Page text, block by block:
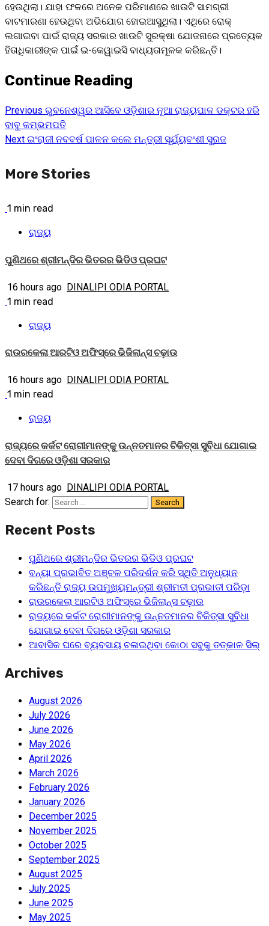
ହେଉଥିଲା। ଯାହା ଫଳରେ ଅନେକ ପରିମାଣରେ ଖାଉଟି ସାମଗ୍ରୀ
ବାଟମାରଣା ହେଉଥିବା ଅଭିଯୋଗ ହୋଇଆସୁଥିଲା। ଏଥିରେ ରୋକ୍‌
ଲଗାଇବା ପାଇଁ ରାଜ୍ୟ ସରକାର ଖାଉଟି ସୁରକ୍ଷା ଯୋଜନାରେ ପ୍ରତ୍ୟେକ
ହିତାଧିକାରୀଙ୍କ ପାଇଁ ଇ-କେୱାଇସି ବାଧ୍ୟତାମୂଳକ କରିଛନ୍ତି।
Continue Reading
Previous ଭୁବନେଶ୍ୱର ଆସିବେ ଓଡ଼ିଶାର ନୂଆ ରାଜ୍ୟପାଳ ଡକ୍ଟର ହରି
ବାବୁ କମ୍ଭମପତି
Next ଇଂରାଜୀ ନବବର୍ଷ ପାଳନ କଲେ ମନ୍ତ୍ରୀ ସୂର୍ଯ୍ୟବଂଶୀ ସୁରଜ
More Stories
1 min read
ରାଜ୍ୟ
ପୁଣିଥରେ ଶ୍ରୀମନ୍ଦିର ଭିତରର ଭିଡିଓ ପ୍ରଘଟ
16 hours ago DINALIPI ODIA PORTAL
1 min read
ରାଜ୍ୟ
ରାଉରକେଲା ଆରଟିଓ ଅଫିସ୍‌ରେ ଭିଜିଲାନ୍ସ ଚଢ଼ାଉ
16 hours ago DINALIPI ODIA PORTAL
1 min read
ରାଜ୍ୟ
ରାଜ୍ୟରେ କର୍କଟ ରୋଗୀମାନଙ୍କୁ ଉନ୍ନତମାନର ଚିକିତ୍ସା ସୁବିଧା ଯୋଗାଇ
ଦେବା ଦିଗରେ ଓଡ଼ିଶା ସରକାର
17 hours ago DINALIPI ODIA PORTAL
Search for:
Recent Posts
ପୁଣିଥରେ ଶ୍ରୀମନ୍ଦିର ଭିତରର ଭିଡିଓ ପ୍ରଘଟ
ବନ୍ୟା ପ୍ରଭାବିତ ଅଞ୍ଚଳ ପରିଦର୍ଶନ କରି ସ୍ଥିତି ଅନୁଧ୍ୟାନ
କରିଛନ୍ତି ରାଜ୍ୟ ଉପମୁଖ୍ୟମନ୍ତ୍ରୀ ଶ୍ରୀମତୀ ପ୍ରଭାତୀ ପରିଡ଼ା
ରାଉରକେଲା ଆରଟିଓ ଅଫିସ୍‌ରେ ଭିଜିଲାନ୍ସ ଚଢ଼ାଉ
ରାଜ୍ୟରେ କର୍କଟ ରୋଗୀମାନଙ୍କୁ ଉନ୍ନତମାନର ଚିକିତ୍ସା ସୁବିଧା
ଯୋଗାଇ ଦେବା ଦିଗରେ ଓଡ଼ିଶା ସରକାର
ଆବାସିକ ଘରେ ବ୍ୟବସାୟ ଚଳାଇଥିବା କୋଠା ସବୁକୁ ତତ୍କାଳ ସିଲ୍‌
Archives
August 2026
July 2026
June 2026
May 2026
April 2026
March 2026
February 2026
January 2026
December 2025
November 2025
October 2025
September 2025
August 2025
July 2025
June 2025
May 2025